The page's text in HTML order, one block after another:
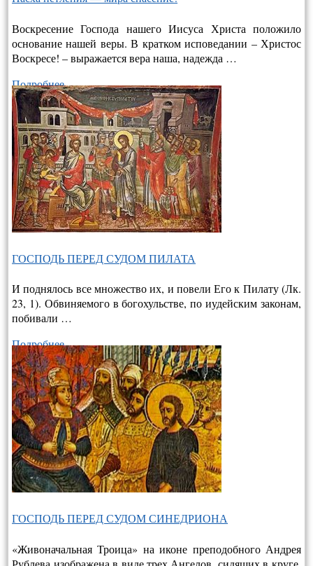
Воскресение Господа нашего Иисуса Христа положило
основание нашей веры. В кратком исповедании – Христос
Воскресе! – выража­ется вера наша, надежда …
Подробнее…
ГОСПОДЬ ПЕРЕД СУДОМ ПИЛАТА
И поднялось все множество их, и повели Его к Пилату (Лк.
23, 1). Обвиняемого в богохульстве, по иудейским законам,
побивали …
Подробнее…
ГОСПОДЬ ПЕРЕД СУДОМ СИНЕДРИОНА
«Живоначальная Троица» на иконе преподобного Андрея